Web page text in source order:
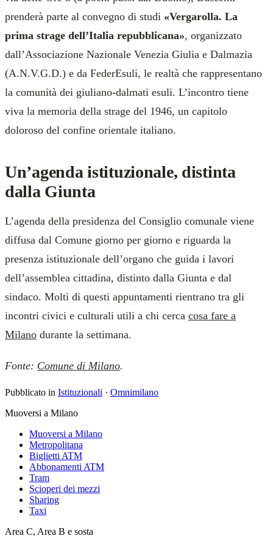
prenderà parte al convegno di studi «Vergarolla. La
prima strage dell’Italia repubblicana», organizzato
dall’Associazione Nazionale Venezia Giulia e Dalmazia
(A.N.V.G.D.) e da FederEsuli, le realtà che rappresentano
la comunità dei giuliano-dalmati esuli. L’incontro tiene
viva la memoria della strage del 1946, un capitolo
doloroso del confine orientale italiano.
Un’agenda istituzionale, distinta
dalla Giunta
L’agenda della presidenza del Consiglio comunale viene
diffusa dal Comune giorno per giorno e riguarda la
presenza istituzionale dell’organo che guida i lavori
dell’assemblea cittadina, distinto dalla Giunta e dal
sindaco. Molti di questi appuntamenti rientrano tra gli
incontri civici e culturali utili a chi cerca cosa fare a
Milano durante la settimana.
Fonte: Comune di Milano.
Pubblicato in Istituzionali · Omnimilano
Muoversi a Milano
Muoversi a Milano
Metropolitana
Biglietti ATM
Abbonamenti ATM
Tram
Scioperi dei mezzi
Sharing
Taxi
Area C, Area B e sosta